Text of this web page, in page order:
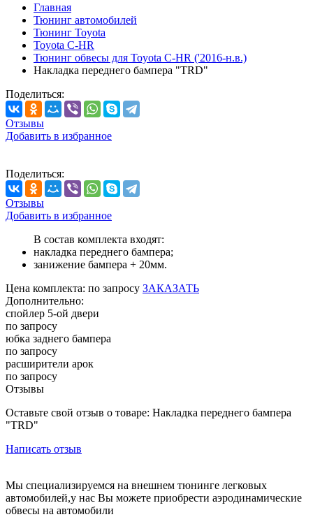
Главная
Тюнинг автомобилей
Тюнинг Toyota
Toyota C-HR
Тюнинг обвесы для Toyota C-HR ('2016-н.в.)
Накладка переднего бампера "TRD"
Поделиться:
Отзывы
Добавить в избранное
Поделиться:
Отзывы
Добавить в избранное
В состав комплекта входят:
накладка переднего бампера;
занижение бампера + 20мм.
Цена комплекта: по запросу ЗАКАЗАТЬ
Дополнительно:
спойлер 5-ой двери
по запросу
юбка заднего бампера
по запросу
расширители арок
по запросу
Отзывы
Оставьте свой отзыв о товаре: Накладка переднего бампера
"TRD"
Написать отзыв
Мы специализируемся на внешнем тюнинге легковых
автомобилей,у нас Вы можете приобрести аэродинамические
обвесы на автомобили